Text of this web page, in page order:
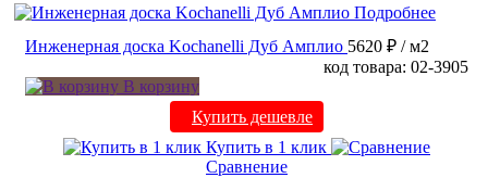
Подробнее
Инженерная доска Kochanelli Дуб Амплио 5620 ₽ / м2
код товара: 02-3905
В корзину
Купить дешевле
Купить в 1 клик
Сравнение